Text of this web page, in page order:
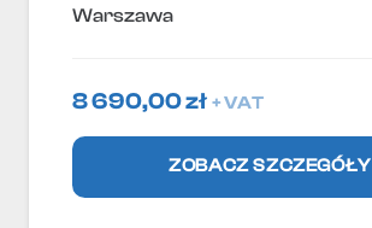
Warszawa
8 690,00zł + VAT
ZOBACZ SZCZEGÓŁY